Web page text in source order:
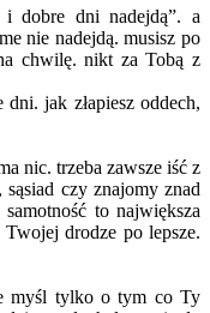
dobre dni nadejdą”. a
nie nadejdą. musisz po
chwilę. nikt za Tobą z
jak złapiesz oddech,
nic. trzeba zawsze iść z
czy znajomy znad
to największa
drodze po lepsze.
myśl tylko o tym co Ty